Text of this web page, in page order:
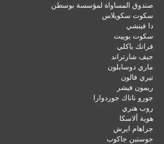
صندوق المساواة لمؤسسة بوسطن
سكوت سكويلاس
دا فينشي
سكوت بوييت
فرانك باكلي
جيف شارتراند
ماري دوسابلون
تيري فالون
ريمون فيشر
جورو ناناك جوردوارا
روب هنري
هوية ألاسكا
جراهام ايرش
جوستين جاكوب